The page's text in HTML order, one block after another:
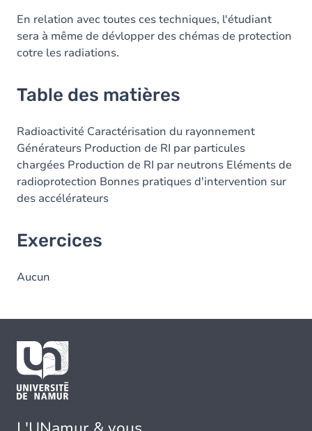
En relation avec toutes ces techniques, l'étudiant
sera à même de dévlopper des chémas de protection
cotre les radiations.
Table des matières
Radioactivité Caractérisation du rayonnement
Générateurs Production de RI par particules
chargées Production de RI par neutrons Eléments de
radioprotection Bonnes pratiques d'intervention sur
des accélérateurs
Exercices
Aucun